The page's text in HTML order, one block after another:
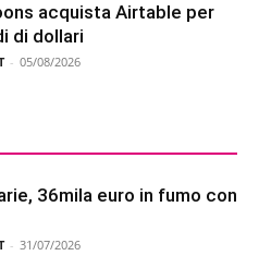
acquista Airtable per
di dollari
- 05/08/2026
36mila euro in fumo con
- 31/07/2026